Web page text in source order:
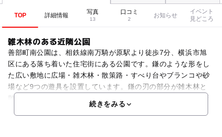
TOP 詳細情報 写真
13
口コミ
2
お知らせ
イベント
見どころ
雑木林のある近隣公園
善部町南公園は、相鉄線南万騎が原駅より徒歩7分、横浜市旭
区にある落ち着いた住宅街にある公園です。鎌のような形をし
た広い敷地に広場・雑木林・散策路・すべり台やブランコや砂
場など9つの遊具を設置しています。鎌の刃の部分が雑木林と
散策路。自然と触れ合ったり、緑の中を走り回ったりと四季折
続きをみる